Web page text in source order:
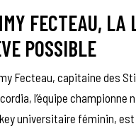
FECTEAU, LA
POSSIBLE
Fecteau, capitaine des
l’équipe championne
universitaire féminin, est